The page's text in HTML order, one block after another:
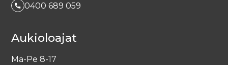
0400 689 059
Aukioloajat
Ma-Pe 8-17